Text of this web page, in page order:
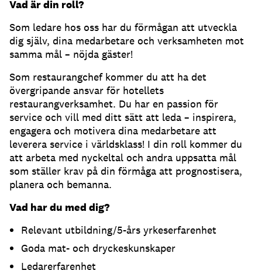
Vad är din roll?
Som ledare hos oss har du förmågan att utveckla
dig själv, dina medarbetare och verksamheten mot
samma mål – nöjda gäster!
Som restaurangchef kommer du att ha det
övergripande ansvar för hotellets
restaurangverksamhet. Du har en passion för
service och vill med ditt sätt att leda – inspirera,
engagera och motivera dina medarbetare att
leverera service i världsklass! I din roll kommer du
att arbeta med nyckeltal och andra uppsatta mål
som ställer krav på din förmåga att prognostisera,
planera och bemanna.
Vad har du med dig?
Relevant utbildning/5-års yrkeserfarenhet
Goda mat- och dryckeskunskaper
Ledarerfarenhet